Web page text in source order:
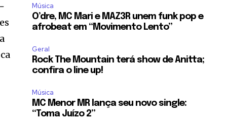
Música
O’dre, MC Mari e MAZ3R unem funk pop e
afrobeat em “Movimento Lento”
Geral
Rock The Mountain terá show de Anitta;
confira o line up!
Música
MC Menor MR lança seu novo single:
“Toma Juízo 2”